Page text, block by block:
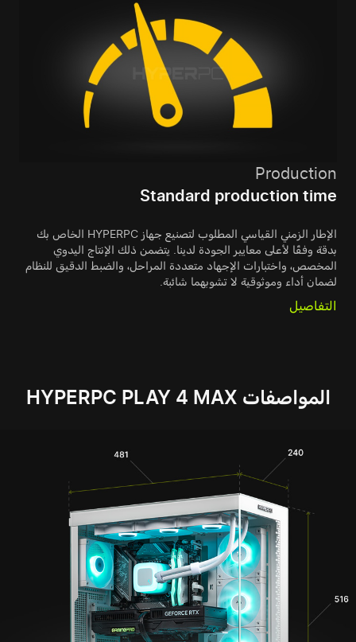
Production
Standard production time
الإطار الزمني القياسي المطلوب لتصنيع جهاز HYPERPC الخاص بك
بدقة وفقًا لأعلى معايير الجودة لدينا. يتضمن ذلك الإنتاج اليدوي
المخصص، واختبارات الإجهاد متعددة المراحل، والضبط الدقيق للنظام
لضمان أداء وموثوقية لا تشوبهما شائبة.
التفاصيل
المواصفات HYPERPC PLAY 4 MAX